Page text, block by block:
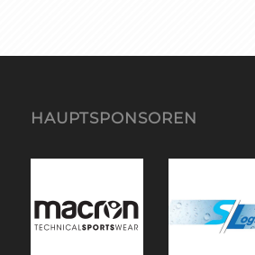
HAUPTSPONSOREN